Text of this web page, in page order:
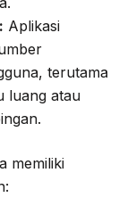
Aplikasi
terutama
luang atau
memiliki